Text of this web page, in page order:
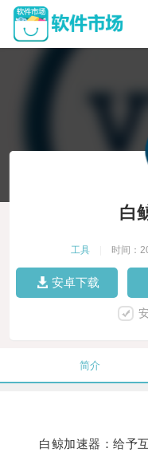
白
工具 时间：
安卓下载
简介
白鲸加速器：给予互